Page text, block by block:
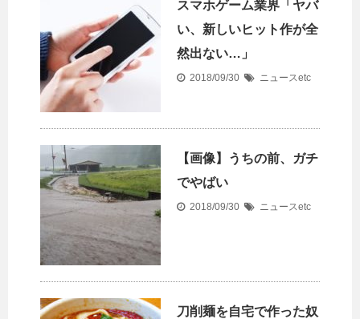
スマホゲーム業界「ヤバ
い、新しいヒット作が全
然出ない…」
2018/09/30 ニュースetc
【画像】うちの前、ガチ
でやばい
2018/09/30 ニュースetc
刀削麺を自宅で作った奴